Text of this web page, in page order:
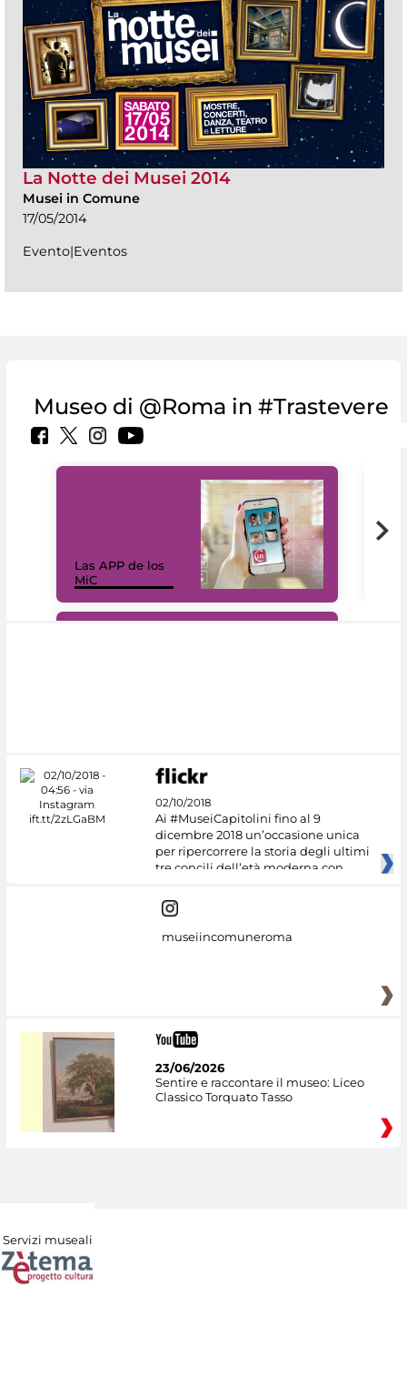
La Notte dei Musei 2014
Musei in Comune
17/05/2014
Evento|Eventos
Museo di @Roma in #Trastevere
Las APP de los
MiC
02/10/2018
Ai #MuseiCapitolini fino al 9
dicembre 2018 un’occasione unica
per ripercorrere la storia degli ultimi
tre concili dell’età moderna con
museiincomuneroma
23/06/2026
Sentire e raccontare il museo: Liceo
Classico Torquato Tasso
Servizi museali